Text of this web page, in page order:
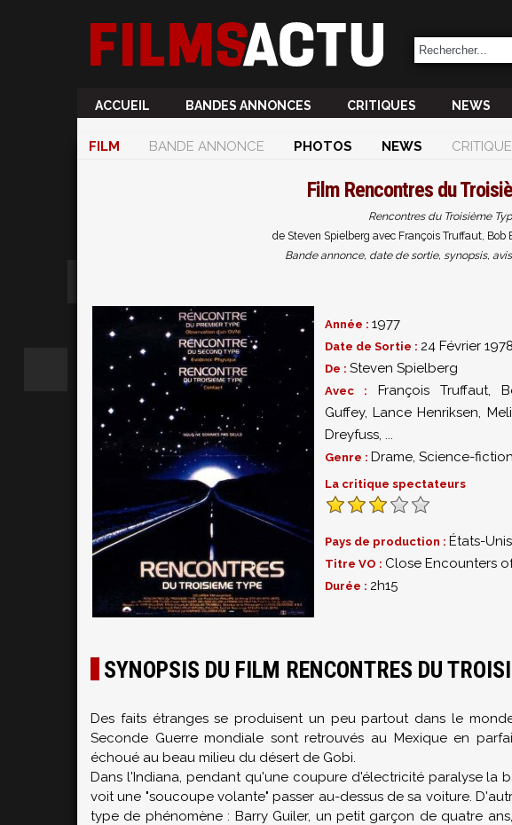
ACCUEIL BANDES ANNONCES CRITIQUES NEWS
FILM BANDE ANNONCE PHOTOS NEWS CRITIQUE
Film Rencontres du
Rencontres du Troisième
de Steven Spielberg avec François Truffaut, Bob
Bande annonce, date de sortie, synopsis,
Année : 1977
Date de Sortie : 24 Février 1978
De : Steven Spielberg
Avec : François Truffaut,
Guffey,Lance Henriksen,
Dreyfuss, ...
Genre : Drame, Science-fiction
La critique spectateurs
Pays de production : États-Unis
Titre VO : Close Encounters
Durée : 2h15
SYNOPSIS DU FILM RENCONTRES DU
Des faits étranges se produisent un peu partout dans le
Seconde Guerre mondiale sont retrouvés au Mexique en
échoué au beau milieu du désert de Gobi.
Dans l'Indiana, pendant qu'une coupure d'électricité paralyse la
voit une "soucoupe volante" passer au-dessus de sa voiture.
type de phénomène : Barry Guiler, un petit garçon de quatre